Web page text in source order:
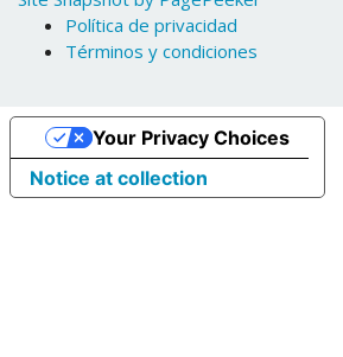
Política de privacidad
Términos y condiciones
Notice at collection
Your Privacy Choices